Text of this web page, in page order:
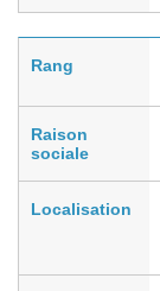
Rang
Raison
sociale
Localisation